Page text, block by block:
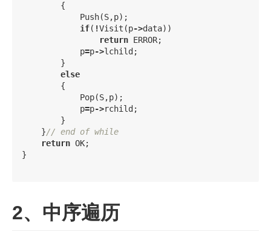
{
Push(S,p);
if( !Visit (p->data))
return ERROR;
p=p->lchild ;
}
else
{
Pop(S,p);
p=p->rchild ;
}
}// end of while
return OK;
}
2、中序遍历